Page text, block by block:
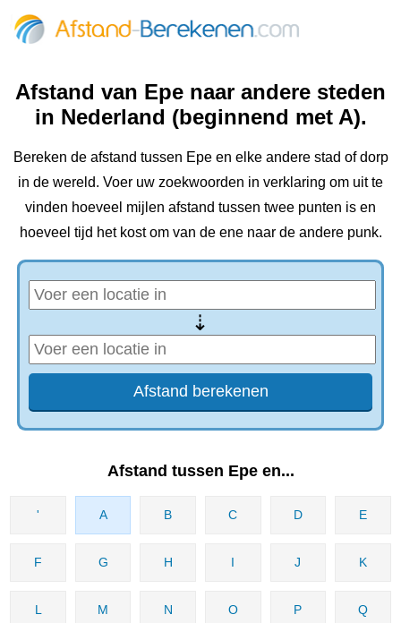
Afstand van Epe naar andere steden
in Nederland (beginnend met A).
Bereken de afstand tussen Epe en elke andere stad of dorp
in de wereld. Voer uw zoekwoorden in verklaring om uit te
vinden hoeveel mijlen afstand tussen twee punten is en
hoeveel tijd het kost om van de ene naar de andere punk.
⇢
Afstand tussen Epe en...
' A B C D E
F G H I J K
L M N O P Q